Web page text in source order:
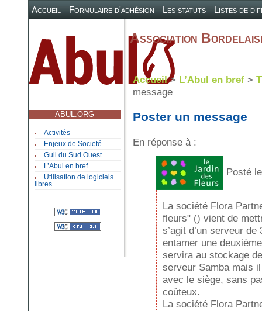
Accueil Formulaire d'adhésion Les statuts Listes de
ABUL.ORG
Activités
Enjeux de Societé
Gull du Sud Ouest
L’Abul en bref
Utilisation de logiciels
libres
Association
Accueil> L’Abul en bref>
message
Poster un message
En réponse à :
Posté
La société Flora
fleurs" () vient de
s’agit d’un serveur
entamer une
servira au stockage
serveur Samba mais
avec le siège, sans
coûteux.
La société Flora